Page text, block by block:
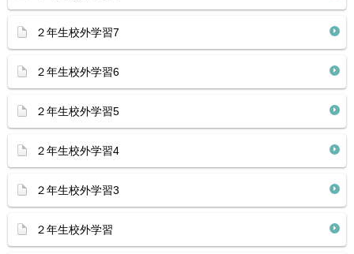
２年生校外学習7
２年生校外学習6
２年生校外学習5
２年生校外学習4
２年生校外学習3
２年生校外学習